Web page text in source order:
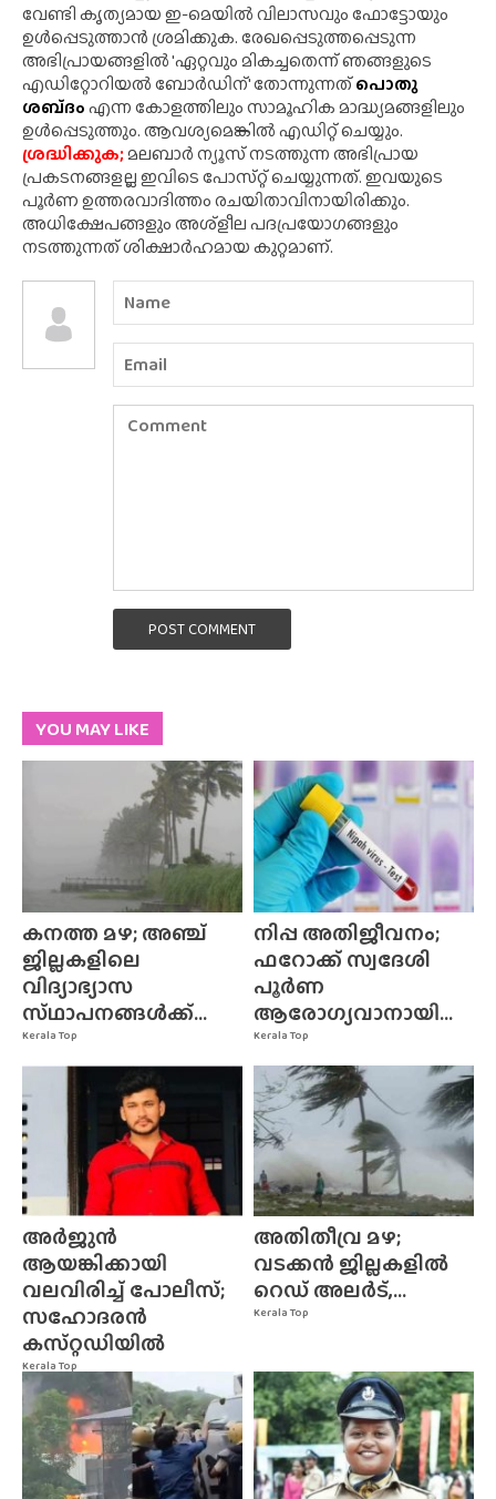
വേണ്ടി കൃത്യമായ ഇ-മെയിൽ വിലാസവും ഫോട്ടോയും
ഉൾപ്പെടുത്താൻ ശ്രമിക്കുക. രേഖപ്പെടുത്തപ്പെടുന്ന
അഭിപ്രായങ്ങളിൽ 'ഏറ്റവും മികച്ചതെന്ന് ഞങ്ങളുടെ
എഡിറ്റോറിയൽ ബോർഡിന്' തോന്നുന്നത്പൊതു
ശബ്‌ദംഎന്ന കോളത്തിലും സാമൂഹിക മാദ്ധ്യമങ്ങളിലും
ഉൾപ്പെടുത്തും. ആവശ്യമെങ്കിൽ എഡിറ്റ് ചെയ്യും.
ശ്രദ്ധിക്കുക;മലബാർ ന്യൂസ് നടത്തുന്ന അഭിപ്രായ
പ്രകടനങ്ങളല്ല ഇവിടെ പോസ്‌റ്റ് ചെയ്യുന്നത്. ഇവയുടെ
പൂർണ ഉത്തരവാദിത്തം രചയിതാവിനായിരിക്കും.
അധിക്ഷേപങ്ങളും അശ്‌ളീല പദപ്രയോഗങ്ങളും
നടത്തുന്നത് ശിക്ഷാർഹമായ കുറ്റമാണ്.
POST COMMENT
YOU MAY LIKE
Kerala Top
കനത്ത മഴ; അഞ്ച്
ജില്ലകളിലെ
വിദ്യാഭ്യാസ
സ്‌ഥാപനങ്ങൾക്ക്‌...
Kerala Top
നിപ്പ അതിജീവനം;
ഫറോക്ക് സ്വദേശി
പൂർണ
ആരോഗ്യവാനായി...
Kerala Top
അർജുൻ
ആയങ്കിക്കായി
വലവിരിച്ച് പോലീസ്;
സഹോദരൻ
കസ്‌റ്റഡിയിൽ
Kerala Top
അതിതീവ്ര മഴ;
വടക്കൻ ജില്ലകളിൽ
റെഡ് അലർട്,...